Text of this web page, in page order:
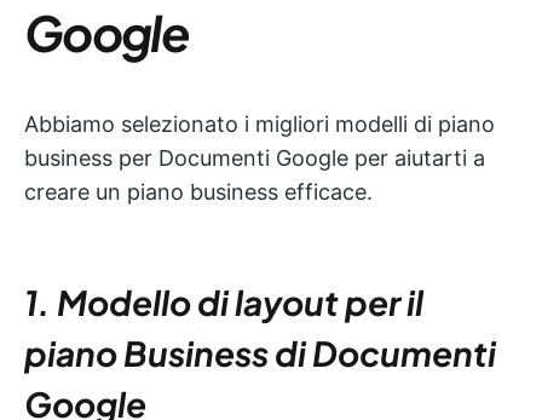
Google
Abbiamo selezionato i migliori modelli di piano
business per Documenti Google per aiutarti a
creare un piano business efficace.
1. Modello di layout per il
piano Business di Documenti
Google